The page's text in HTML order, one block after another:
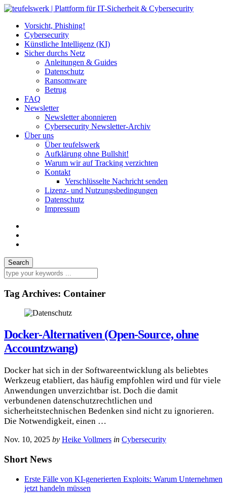
Vorsicht, Phishing!
Cybersecurity
Künstliche Intelligenz (KI)
Sicher durchs Netz
Anleitungen & Guides
Datenschutz
Ransomware
Betrug
FAQ
Newsletter
Newsletter abonnieren
Cybersecurity Newsletter-Archiv
Über uns
Über teufelswerk
Aufklärung ohne Bullshit!
Warum wir auf Tracking verzichten
Kontakt
Verschlüsselte Nachricht senden
Lizenz- und Nutzungsbedingungen
Datenschutz
Impressum
Tag Archives: Container
Docker-Alternativen (Open-Source, ohne
Accountzwang)
Docker hat sich in der Softwareentwicklung als beliebtes
Werkzeug etabliert, das häufig empfohlen wird und für viele
Anwendungen unverzichtbar ist. Doch die damit
verbundenen datenschutzrechtlichen und
sicherheitstechnischen Bedenken sind nicht zu ignorieren.
Die Notwendigkeit, einen …
Nov. 10, 2025 by Heike Vollmers in Cybersecurity
Short News
Erste Fälle von KI-generierten Exploits: Warum Unternehmen
jetzt handeln müssen